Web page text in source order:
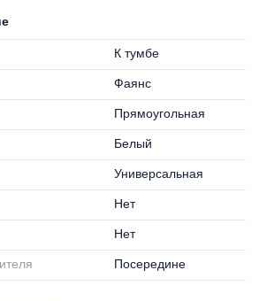
К тумбе
Фаянс
Прямоугольная
Белый
Универсальная
Нет
Нет
Посередине